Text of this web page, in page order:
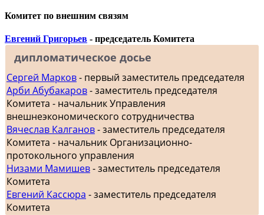
Комитет по внешним связям
Евгений Григорьев - председатель Комитета
дипломатическое досье
Сергей Марков- первый заместитель председателя
Арби Абубакаров- заместитель председателя
Комитета - начальник Управления
внешнеэкономического сотрудничества
Вячеслав Калганов- заместитель председателя
Комитета - начальник Организационно-
протокольного управления
Низами Мамишев- заместитель председателя
Комитета
Евгений Кассюра - заместитель председателя
Комитета